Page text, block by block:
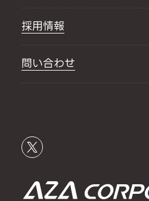
採用情報
問い合わせ